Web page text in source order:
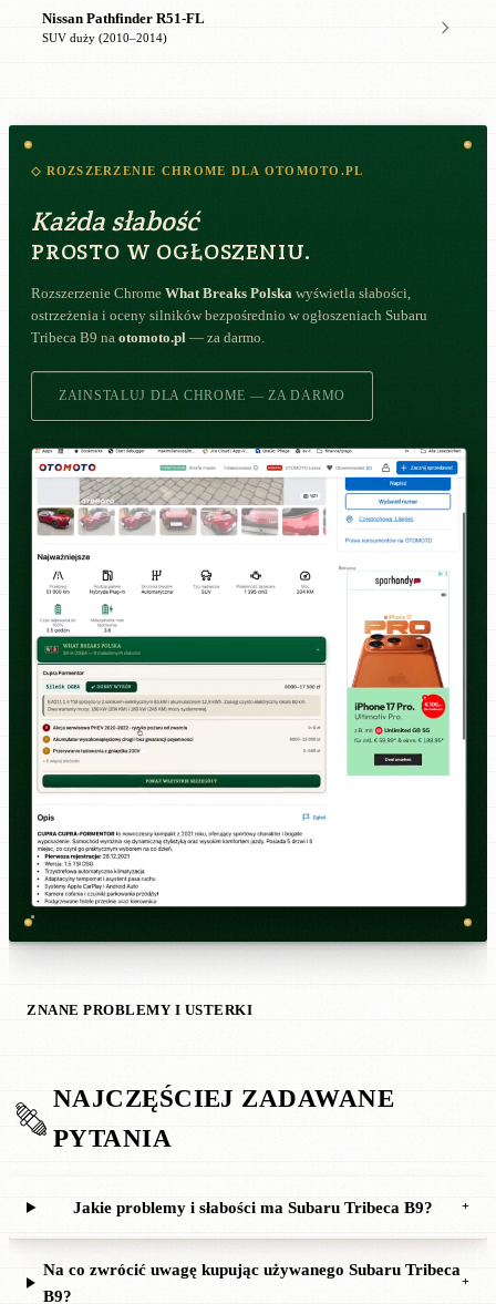
Nissan Pathfinder R51-FL
SUV duży (2010–2014)
◇ ROZSZERZENIE CHROME DLA OTOMOTO.PL
Każda słabość
PROSTO W OGŁOSZENIU.
Rozszerzenie Chrome What Breaks Polska wyświetla słabości,
ostrzeżenia i oceny silników bezpośrednio w ogłoszeniach Subaru
Tribeca B9 na otomoto.pl — za darmo.
ZAINSTALUJ DLA CHROME — ZA DARMO
ZNANE PROBLEMY I USTERKI
NAJCZĘŚCIEJ ZADAWANE
PYTANIA
Jakie problemy i słabości ma Subaru Tribeca B9? +
Na co zwrócić uwagę kupując używanego Subaru Tribeca
B9?
+